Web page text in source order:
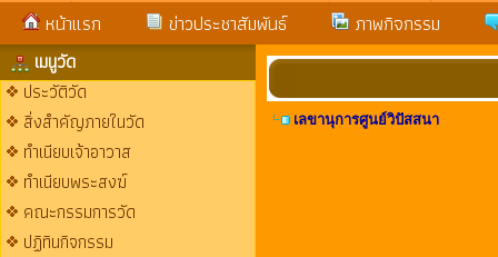
หน้าแรก ข่าวประชาสัมพันธ์ ภาพกิจกรรม
เมนูวัด
ประวัติวัด
สิ่งสำคัญภายในวัด
ทำเนียบเจ้าอาวาส
ทำเนียบพระสงฆ์
คณะกรรมการวัด
ปฏิทินกิจกรรม
เลขานุการศูนย์วิปัสสนา